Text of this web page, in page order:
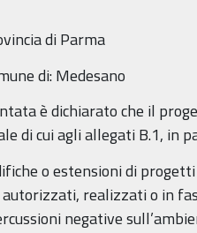
di Parma
di: Medesano
è dichiarato che il
di cui agli allegati B.1, in
o estensioni di
realizzati o in
negative